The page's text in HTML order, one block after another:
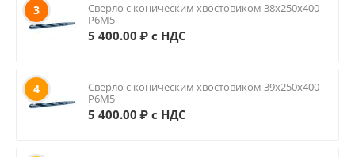
3
Сверло с коническим хвостовиком 38х250х400
Р6М5
5 400.00 ₽ с НДС
4
Сверло с коническим хвостовиком 39х250х400
Р6М5
5 400.00 ₽ с НДС